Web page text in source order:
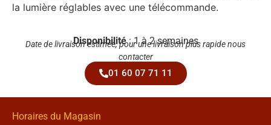
la lumière réglables avec une télécommande.
Disponibilité: 1 à 2 semaines
Date de livraison estimée, pour une livraison plus rapide nous
contacter
01 60 07 71 11
Horaires du Magasin